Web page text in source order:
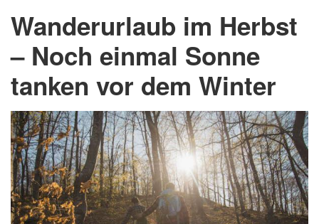
Wanderurlaub im Herbst
– Noch einmal Sonne
tanken vor dem Winter